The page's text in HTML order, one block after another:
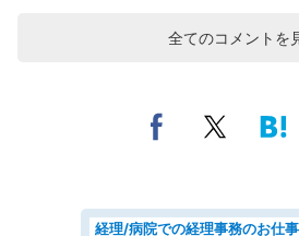
全てのコメントを